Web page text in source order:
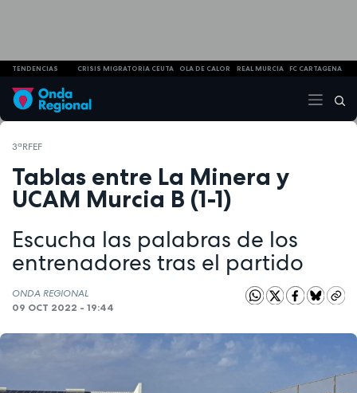
TENDENCIAS CRISIS MIGRATORIA CEUTA OLA DE CALOR REAL MURCIA FC CARTAGENA
3ªRFEF
Tablas entre La Minera y
UCAM Murcia B (1-1)
Escucha las palabras de los
entrenadores tras el partido
ONDA REGIONAL
09 OCT 2022 - 19:44